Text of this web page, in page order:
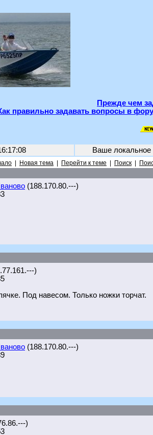
Прежде чем
правильно задавать вопросы в
Ваше
Новая тема Перейти к теме Поиск
(188.170.80.---)
)
Под навесом. Только ножки торчат.
(188.170.80.---)
)